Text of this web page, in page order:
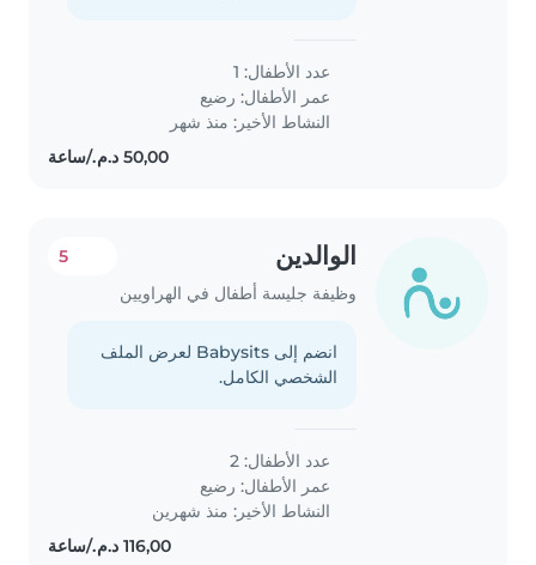
عدد الأطفال: 1
عمر الأطفال: رضيع
النشاط الأخير: منذ شهر
الوالدين
وظيفة جليسة أطفال في الهراويين
5
انضم إلى Babysits لعرض الملف
الشخصي الكامل.
عدد الأطفال: 2
عمر الأطفال: رضيع
النشاط الأخير: منذ شهرين